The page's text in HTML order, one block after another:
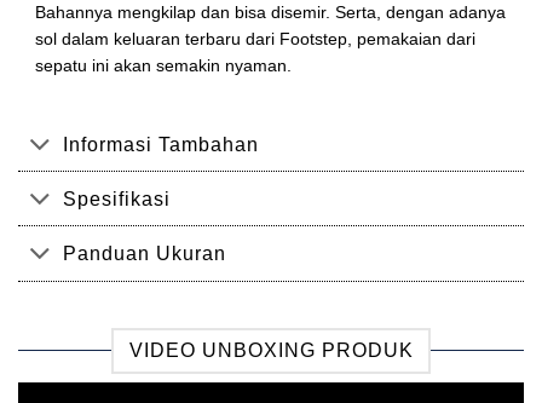
Bahannya mengkilap dan bisa disemir. Serta, dengan adanya
sol dalam keluaran terbaru dari Footstep, pemakaian dari
sepatu ini akan semakin nyaman.
Informasi Tambahan
Spesifikasi
Panduan Ukuran
VIDEO UNBOXING PRODUK